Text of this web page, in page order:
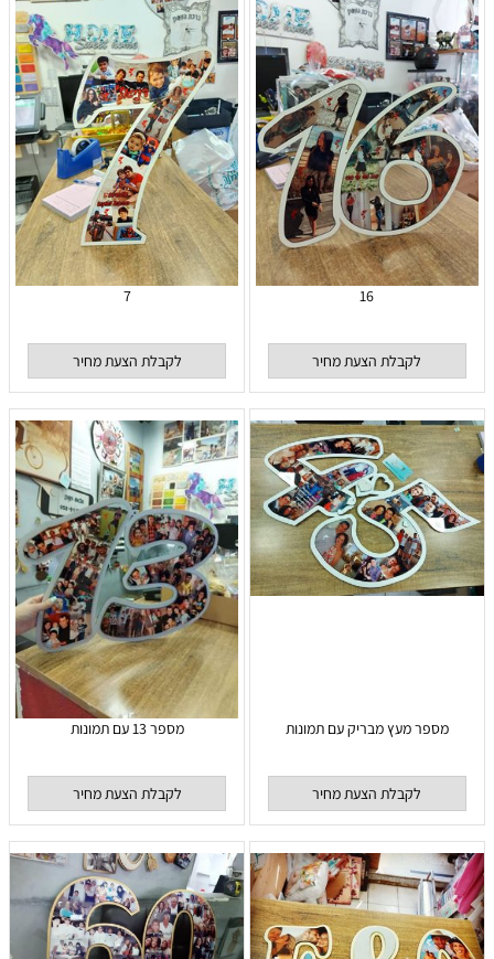
16
לקבלת הצעת מחיר
7
לקבלת הצעת מחיר
מספר מעץ מבריק עם תמונות
לקבלת הצעת מחיר
מספר 13 עם תמונות
לקבלת הצעת מחיר